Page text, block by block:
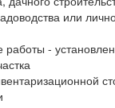
или
работы -